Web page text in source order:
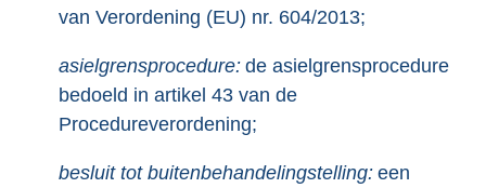
van Verordening (EU) nr. 604/2013;
asielgrensprocedure: de asielgrensprocedure
bedoeld in artikel 43 van de
Procedureverordening;
besluit tot buitenbehandelingstelling: een